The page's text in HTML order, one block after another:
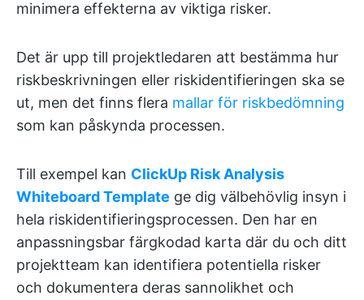
minimera effekterna av viktiga risker.
Det är upp till projektledaren att bestämma hur
riskbeskrivningen eller riskidentifieringen ska se
ut, men det finns flera mallar för riskbedömning
som kan påskynda processen.
Till exempel kan ClickUp Risk Analysis
Whiteboard Template ge dig välbehövlig insyn i
hela riskidentifieringsprocessen. Den har en
anpassningsbar färgkodad karta där du och ditt
projektteam kan identifiera potentiella risker
och dokumentera deras sannolikhet och